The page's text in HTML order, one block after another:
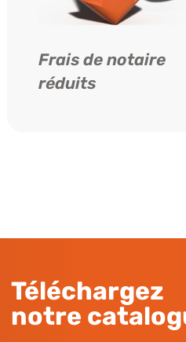
Frais de notaire
réduits
Téléchargez
notre